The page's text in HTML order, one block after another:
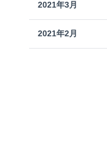
2021年3月
2021年2月